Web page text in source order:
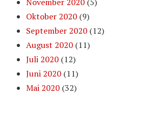
Oktober 2020 (9)
September 2020 (12)
August 2020 (11)
Juli 2020 (12)
Juni 2020 (11)
Mai 2020 (32)